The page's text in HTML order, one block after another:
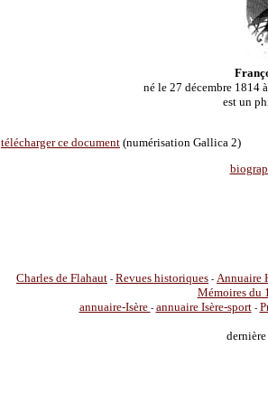
né le 27 décembre 1814
est un
télécharger ce document (numérisation Gallica 2)
Charles de Flahaut - Revues historiques - Annuaire
Mémoires du
annuaire-Isère - annuaire Isère-sport-